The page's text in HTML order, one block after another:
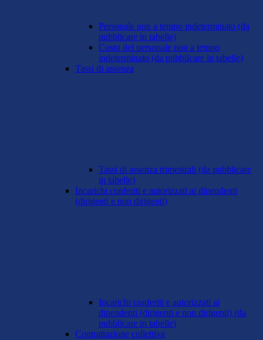
Personale non a tempo indeterminato (da
pubblicare in tabelle)
Costo del personale non a tempo
indeterminato (da pubblicare in tabelle)
Tassi di assenza
Tassi di assenza trimestrali (da pubblicare
in tabelle)
Incarichi conferiti e autorizzati ai dipendenti
(dirigenti e non dirigenti)
Incarichi conferiti e autorizzati ai
dipendenti (dirigenti e non dirigenti) (da
pubblicare in tabelle)
Contrattazione collettiva